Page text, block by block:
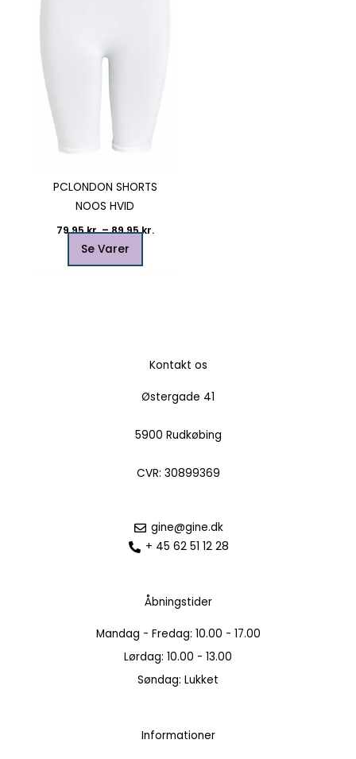
PCLONDON SHORTS
NOOS HVID
79,95kr.–89,95kr.
Se Varer
Kontakt os
Østergade 41
5900 Rudkøbing
CVR: 30899369
gine@gine.dk
+ 45 62 51 12 28
Åbningstider
Mandag - Fredag: 10.00 - 17.00
Lørdag: 10.00 - 13.00
Søndag: Lukket
Informationer